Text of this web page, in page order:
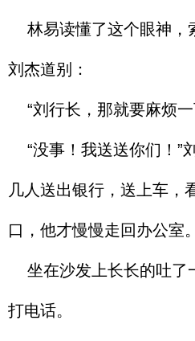
林易读懂了这个眼神，
刘杰道别：
“刘行长，那就要麻烦一
“没事！我送送你们！”
几人送出银行，送上车，
口，他才慢慢走回办公室。
坐在沙发上长长的吐了
打电话。